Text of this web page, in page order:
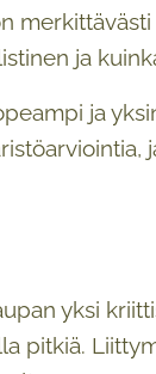
ja
ja
yksi
pitkiä.